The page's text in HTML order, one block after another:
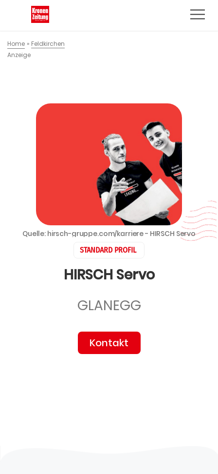
Home » Feldkirchen
Anzeige
STANDARD PROFIL
HIRSCH Servo
GLANEGG
Kontakt
Quelle: hirsch-gruppe.com/karriere - HIRSCH Servo